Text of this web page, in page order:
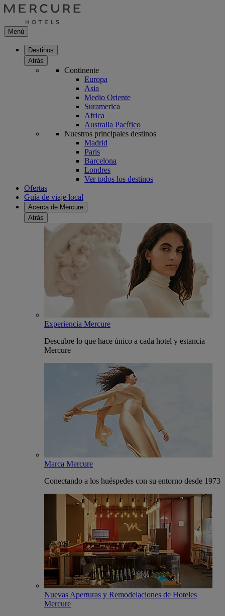
Menú
Destinos
Atrás
Continente
Europa
Asia
Medio Oriente
Suramerica
Africa
Australia Pacífico
Nuestros principales destinos
Madrid
Paris
Barcelona
Londres
Ver todos los destinos
Ofertas
Guía de viaje local
Acerca de Mercure
Atrás
Experiencia Mercure
Descubre lo que hace único a cada hotel y estancia
Mercure
Marca Mercure
Conectando a los huéspedes con su entorno desde 1973
Nuevas Aperturas y Remodelaciones de Hoteles
Mercure